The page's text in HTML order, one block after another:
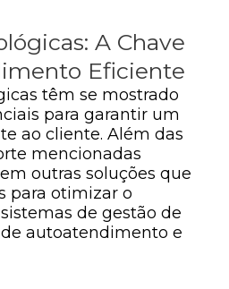
A Chave
Eficiente
têm se mostrado
para garantir um
ao cliente. Além das
mencionadas
outras soluções que
para otimizar o
de gestão de
autoatendimento e